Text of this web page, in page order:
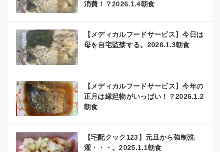
消費！？2026.1.4朝食
【メディカルフードサービス】今日は
母を自宅監禁する。2026.1.3朝食
【メディカルフードサービス】今年の
正月は縁起物がいっぱい！？2026.1.2
朝食
【宅配クック123】元旦から強制洗
濯・・・。2025.1.1朝食